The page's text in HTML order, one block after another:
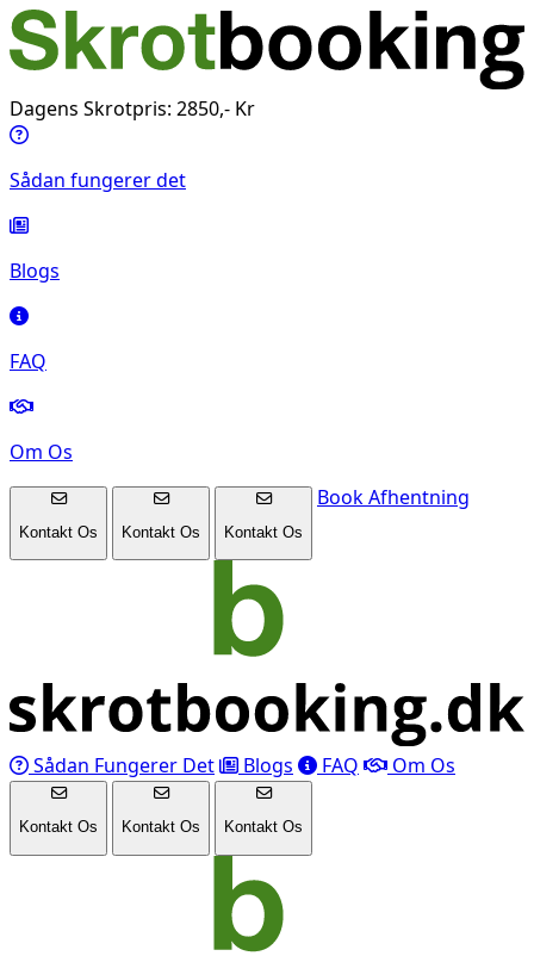
Dagens Skrotpris: 2850,- Kr
Sådan fungerer det
Blogs
FAQ
Om Os
Kontakt Os Kontakt Os Kontakt Os
Book Afhentning
Sådan Fungerer Det Blogs FAQ Om Os
Kontakt Os Kontakt Os Kontakt Os